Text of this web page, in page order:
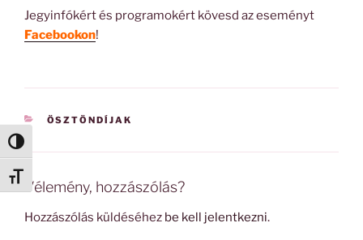
Nagy kontraszt váltása
Betűméret váltása
Jegyinfókért és programokért kövesd az eseményt
Facebookon!
KATEGÓRIÁK
ÖSZTÖNDÍJAK
Vélemény, hozzászólás?
Hozzászólás küldéséhez be kell jelentkezni.